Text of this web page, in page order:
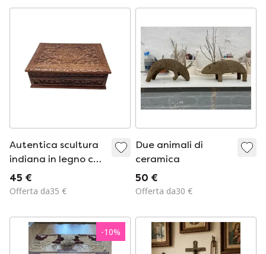
fioriera vintage.
Autentica scultura
indiana in legno con
motivo di pavone.
45 €
Offerta da35 €
Due animali di
ceramica
50 €
Offerta da30 €
-10%